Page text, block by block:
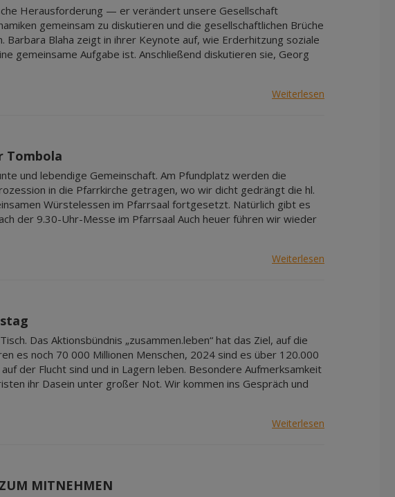
Herausforderung — er verändert unsere Gesellschaft
gemeinsam zu diskutieren und die gesellschaftlichen Brüche
Barbara Blaha zeigt in ihrer Keynote auf, wie Erderhitzung soziale
gemeinsame Aufgabe ist. Anschließend diskutieren sie, Georg
Weiterlesen
Tombola
und lebendige Gemeinschaft. Am Pfundplatz werden die
in die Pfarrkirche getragen, wo wir dicht gedrängt die hl.
Würstelessen im Pfarrsaal fortgesetzt. Natürlich gibt es
der 9.30-Uhr-Messe im Pfarrsaal Auch heuer führen wir wieder
Weiterlesen
Das Aktionsbündnis „zusammen.leben“ hat das Ziel, auf die
es noch 70 000 Millionen Menschen, 2024 sind es über 120.000
der Flucht sind und in Lagern leben. Besondere Aufmerksamkeit
ihr Dasein unter großer Not. Wir kommen ins Gespräch und
Weiterlesen
MITNEHMEN